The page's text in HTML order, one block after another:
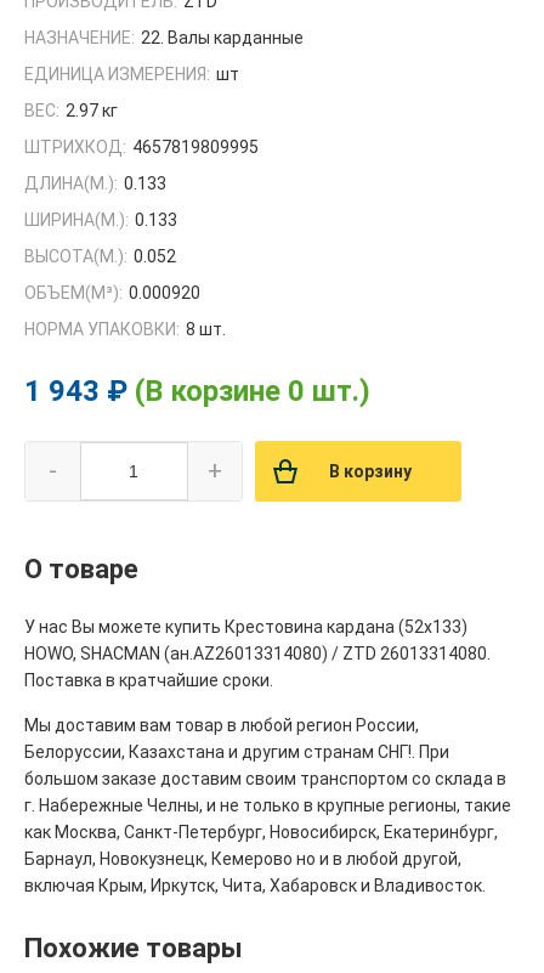
НАЗНАЧЕНИЕ: 22. Валы карданные
ЕДИНИЦА ИЗМЕРЕНИЯ: шт
ВЕС: 2.97 кг
ШТРИХКОД: 4657819809995
ДЛИНА(М.): 0.133
ШИРИНА(М.): 0.133
ВЫСОТА(М.): 0.052
ОБЪЕМ(M³): 0.000920
НОРМА УПАКОВКИ: 8 шт.
1 943 ₽ (В корзине 0 шт.)
- + В корзину
О товаре
У нас Вы можете купить Крестовина кардана (52х133)
HOWO, SHACMAN (ан.AZ26013314080) / ZTD 26013314080.
Поставка в кратчайшие сроки.
Мы доставим вам товар в любой регион России,
Белоруссии, Казахстана и другим странам СНГ!. При
большом заказе доставим своим транспортом со склада в
г. Набережные Челны, и не только в крупные регионы, такие
как Москва, Санкт-Петербург, Новосибирск, Екатеринбург,
Барнаул, Новокузнецк, Кемерово но и в любой другой,
включая Крым, Иркутск, Чита, Хабаровск и Владивосток.
Похожие товары